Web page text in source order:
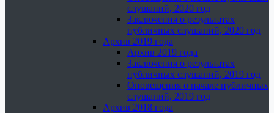
слушаний, 2020 год
Заключения о результатах
публичных слушаний, 2020 год
Архив 2019 года
Архив 2019 года
Заключения о результатах
публичных слушаний, 2019 год
Оповещения о начале публичных
слушаний, 2019 год
Архив 2018 года